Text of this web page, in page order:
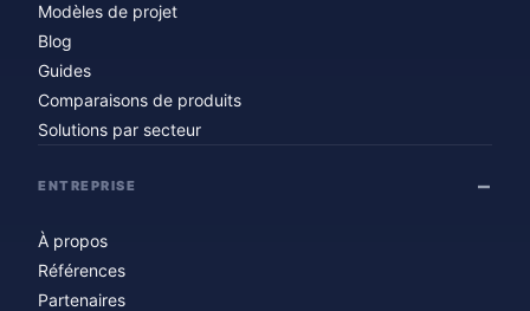
Modèles de projet
Blog
Guides
Comparaisons de produits
Solutions par secteur
ENTREPRISE
À propos
Références
Partenaires